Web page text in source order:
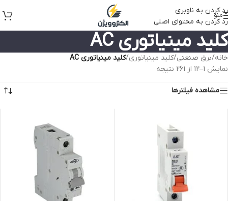
رد کردن به ناوبری
رد کردن به محتوای اصلی
منو
کلید مینیاتوری AC
خانه/برق صنعتی/کلید مینیاتوری/کلید مینیاتوری AC
نمایش 1–12 از 261 نتیجه
مشاهده فیلترها